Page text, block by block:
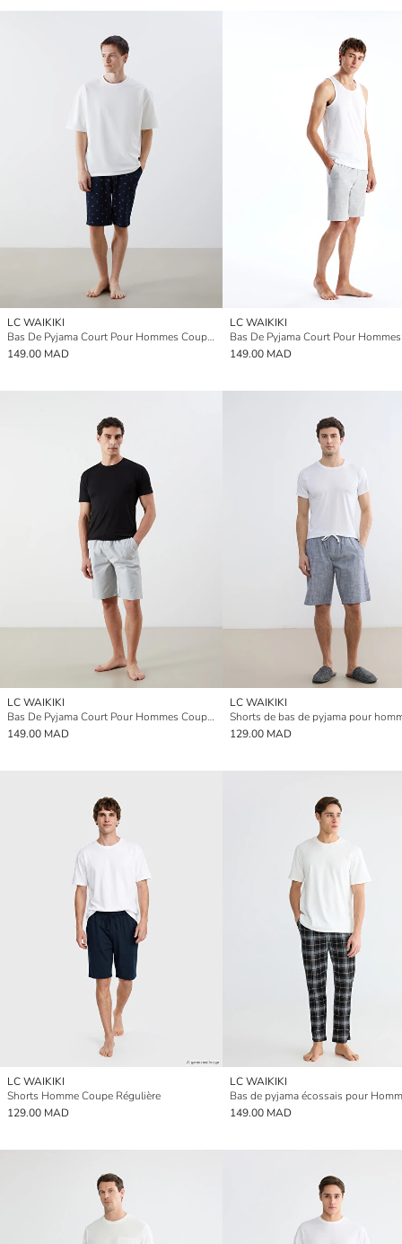
LC WAIKIKI
Bas De Pyjama Court Pour Hommes Coupe Standard
149.00 MAD
LC WAIKIKI
149.00 MAD
LC WAIKIKI
Bas De Pyjama Court Pour Hommes Coupe Standard
149.00 MAD
LC WAIKIKI
129.00 MAD
LC WAIKIKI
Shorts Homme Coupe Régulière
129.00 MAD
LC WAIKIKI
149.00 MAD